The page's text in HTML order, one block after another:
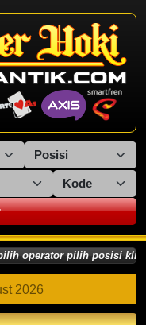
operator pilih posisi
2026